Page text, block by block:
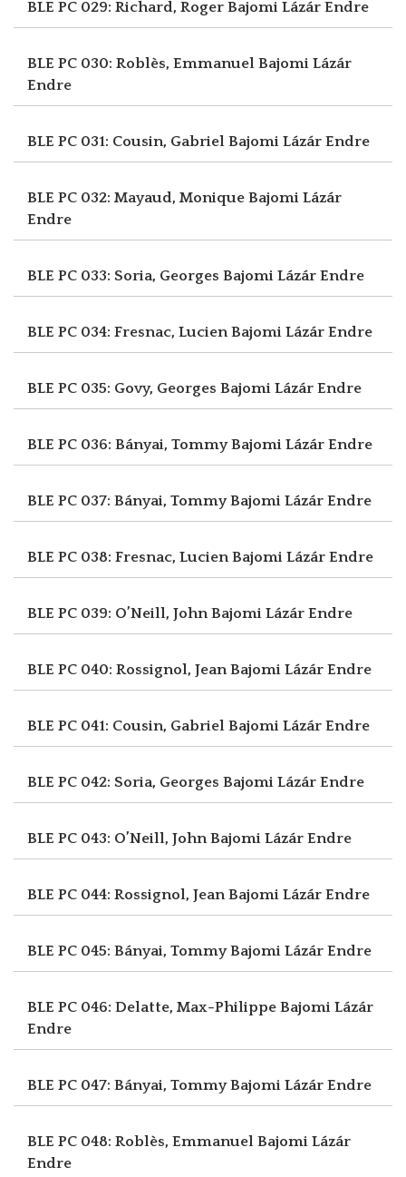
BLE PC 029: Richard, Roger Bajomi Lázár Endre
BLE PC 030: Roblès, Emmanuel Bajomi Lázár
Endre
BLE PC 031: Cousin, Gabriel Bajomi Lázár Endre
BLE PC 032: Mayaud, Monique Bajomi Lázár
Endre
BLE PC 033: Soria, Georges Bajomi Lázár Endre
BLE PC 034: Fresnac, LucienBajomi Lázár Endre
BLE PC 035: Govy, Georges Bajomi Lázár Endre
BLE PC 036: Bányai, TommyBajomi Lázár Endre
BLE PC 037: Bányai, TommyBajomi Lázár Endre
BLE PC 038: Fresnac, LucienBajomi Lázár Endre
BLE PC 039: O’Neill, JohnBajomi Lázár Endre
BLE PC 040: Rossignol, JeanBajomi Lázár Endre
BLE PC 041: Cousin, Gabriel Bajomi Lázár Endre
BLE PC 042: Soria, Georges Bajomi Lázár Endre
BLE PC 043: O’Neill, JohnBajomi Lázár Endre
BLE PC 044: Rossignol, JeanBajomi Lázár Endre
BLE PC 045: Bányai, TommyBajomi Lázár Endre
BLE PC 046: Delatte, Max-Philippe Bajomi Lázár
Endre
BLE PC 047: Bányai, TommyBajomi Lázár Endre
BLE PC 048: Roblès, Emmanuel Bajomi Lázár
Endre